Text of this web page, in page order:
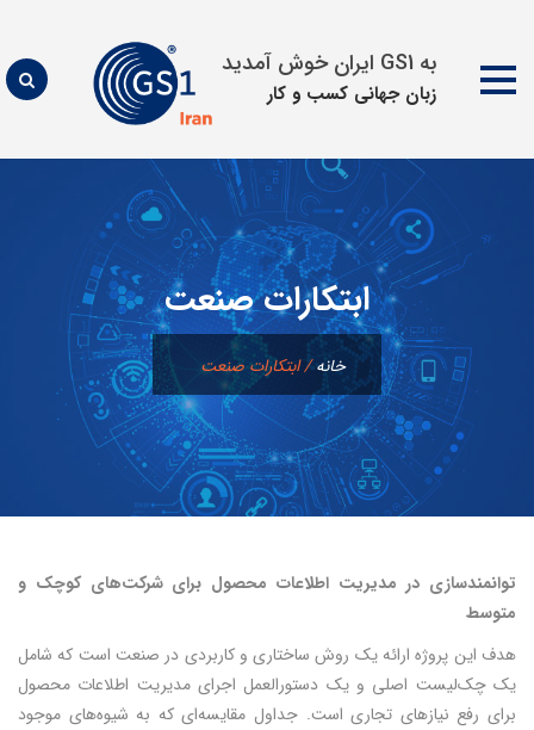
به GS1 ایران خوش آمدید
زبان جهانی كسب و كار
محتوا
ابتکارات صنعت
خانه/ابتکارات صنعت
توانمندسازی در مدیریتاطلاعات محصول برای شرکت‌های کوچک و
متوسط
هدف این پروژه ارائه یک روش ساختاری و کاربردی در صنعت است که شامل
یک چک‌لیست اصلی و یک دستورالعمل اجرای مدیریت اطلاعات محصول
برای رفع نیازهای تجاری است. جداول مقایسه‌ای که به شیوه‌های موجود